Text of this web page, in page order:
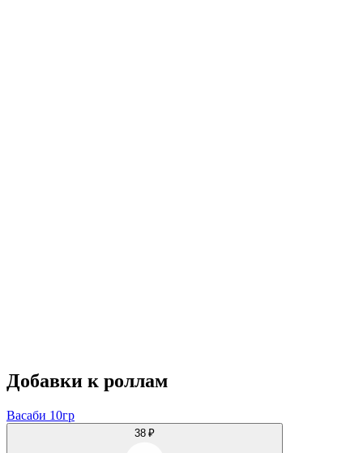
Добавки к роллам
Васаби 10гр
38 ₽